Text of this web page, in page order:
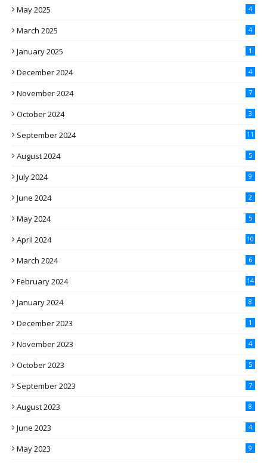
May 2025 4
March 2025 4
January 2025 1
December 2024 4
November 2024 7
October 2024 3
September 2024 11
August 2024 5
July 2024 9
June 2024 2
May 2024 5
April 2024 10
March 2024 6
February 2024 14
January 2024 8
December 2023 1
November 2023 4
October 2023 5
September 2023 7
August 2023 8
June 2023 4
May 2023 9